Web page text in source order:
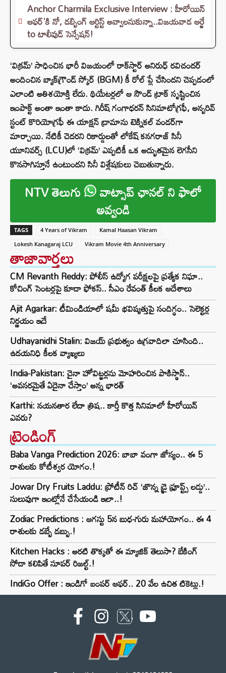
Anchor Charmila Exclusive Interview : హీరోయిన్
ఆఫర్'కి నో, డబ్బింగ్ ఆర్టిస్ట్ అవ్వాలనుకున్నా..విజయవాడ ఆర్జే
to టాలీవుడ్ సెన్సేషన్!
‘విక్రమ్’ సాధించిన భారీ విజయంలో రాక్‌స్టార్ అనిరుధ్ రవిచందర్
అందించిన బ్యాక్‌గ్రౌండ్ స్కోర్ (BGM) కీ రోల్ ప్లే చేసిందని చెప్పడంలో
ఎలాంటి అతిశయోక్తి లేదు. థియేటర్లలో ఆ సౌండ్ ట్రాక్ సృష్టించిన
ఇంపాక్ట్ అంతా ఇంతా కాదు. గిరీష్ గంగాధరన్ సినిమాటోగ్రఫీ, అన్బరివ్
స్టంట్ కొరియోగ్రఫీ ఈ యాక్షన్ డ్రామాను టెక్నికల్ వండర్‌గా
మార్చాయి. నేటికీ చెదరని రికార్డులతో లోకేష్ కనగరాజ్ సినీ
యూనివర్స్ (LCU)లో ‘విక్రమ్’ ఎప్పటికీ ఒక అద్భుతమైన లెగసీని
కొనసాగిస్తూనే ఉంటుందని సినీ విశ్లేషకులు చెబుతున్నారు.
NTV తెలుగు వాట్సాప్ ఛానల్ ని ఫాలో
అవ్వండి
TAGS 4 Years of Vikram
Kamal Haasan Vikram
Lokesh Kanagaraj LCU
Vikram Movie 4th Anniversary
తాజావార్తలు
CM Revanth Reddy: పోలీస్ ఉద్యోగ పరీక్షలపై ప్రత్యేక నిఘా..
కోచింగ్ సెంటర్లపై కూడా ఫోకస్.. సీఎం రేవంత్ కీలక ఆదేశాలు
Ajit Agarkar: టీమిండియాలో షమీ భవిష్యత్తుపై సందిగ్ధం.. సెలెక్టర్ల
నిర్ణయం ఇదే
Udhayanidhi Stalin: విజయ్ ప్రభుత్వం ఉగ్రవాదిలా చూసింది..
ఉదయనిధి కీలక వ్యాఖ్యలు
India-Pakistan: చైనా హోవిట్జర్లను మోహరించిన పాకిస్థాన్..
‘అవసరమైతే ఏదైనా చేస్తాం’ అన్న భారత్
Karthi: నయనతార లేదా త్రిష.. కార్తీ కొత్త సినిమాలో హీరోయిన్
ఎవరు?
ట్రెండింగ్‌
Baba Vanga Prediction 2026: బాబా వంగా జోస్యం.. ఈ 5
రాశులకు కోటీశ్వర యోగం.!
Jowar Dry Fruits Laddu: ప్రోటీన్ రిచ్ ‘జొన్న డ్రై ఫ్రూప్ట్స్ లడ్డు’..
సులువుగా ఇంట్లోనే చేసేయండి ఇలా..!
Zodiac Predictions : ఆగస్టు 5న బుధ-గురు మహాయోగం.. ఈ 4
రాశులకు డబ్బే డబ్బు.!
Kitchen Hacks : అరటి తొక్కతో ఈ మ్యాజిక్ తెలుసా? బేకింగ్
సోడా కలిపితే సూపర్ రిజల్ట్.!
IndiGo Offer : ఇండిగో బంపర్ ఆఫర్.. 20 వేల ఉచిత టికెట్లు.!